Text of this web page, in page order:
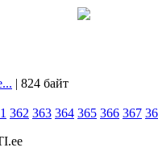
| 824 байт
362 363 364 365 366 367